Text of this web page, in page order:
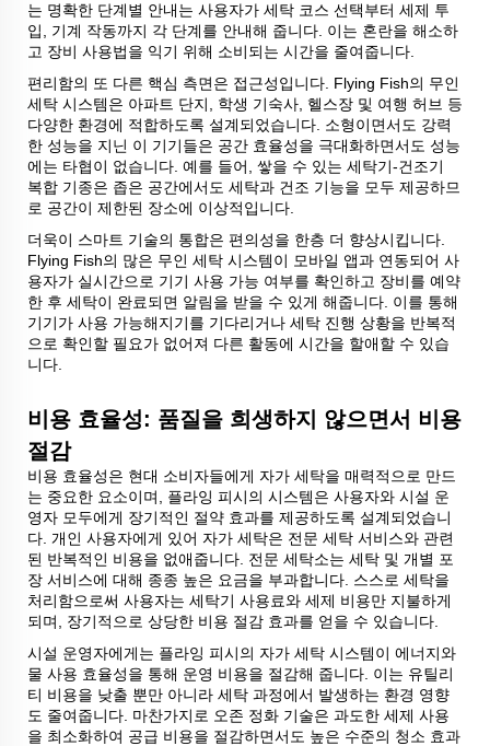
는 명확한 단계별 안내는 사용자가 세탁 코스 선택부터 세제 투
입, 기계 작동까지 각 단계를 안내해 줍니다. 이는 혼란을 해소하
고 장비 사용법을 익기 위해 소비되는 시간을 줄여줍니다.
편리함의 또 다른 핵심 측면은 접근성입니다. Flying Fish의 무인
세탁 시스템은 아파트 단지, 학생 기숙사, 헬스장 및 여행 허브 등
다양한 환경에 적합하도록 설계되었습니다. 소형이면서도 강력
한 성능을 지닌 이 기기들은 공간 효율성을 극대화하면서도 성능
에는 타협이 없습니다. 예를 들어, 쌓을 수 있는 세탁기-건조기
복합 기종은 좁은 공간에서도 세탁과 건조 기능을 모두 제공하므
로 공간이 제한된 장소에 이상적입니다.
더욱이 스마트 기술의 통합은 편의성을 한층 더 향상시킵니다.
Flying Fish의 많은 무인 세탁 시스템이 모바일 앱과 연동되어 사
용자가 실시간으로 기기 사용 가능 여부를 확인하고 장비를 예약
한 후 세탁이 완료되면 알림을 받을 수 있게 해줍니다. 이를 통해
기기가 사용 가능해지기를 기다리거나 세탁 진행 상황을 반복적
으로 확인할 필요가 없어져 다른 활동에 시간을 할애할 수 있습
니다.
비용 효율성: 품질을 희생하지 않으면서 비용
절감
비용 효율성은 현대 소비자들에게 자가 세탁을 매력적으로 만드
는 중요한 요소이며, 플라잉 피시의 시스템은 사용자와 시설 운
영자 모두에게 장기적인 절약 효과를 제공하도록 설계되었습니
다. 개인 사용자에게 있어 자가 세탁은 전문 세탁 서비스와 관련
된 반복적인 비용을 없애줍니다. 전문 세탁소는 세탁 및 개별 포
장 서비스에 대해 종종 높은 요금을 부과합니다. 스스로 세탁을
처리함으로써 사용자는 세탁기 사용료와 세제 비용만 지불하게
되며, 장기적으로 상당한 비용 절감 효과를 얻을 수 있습니다.
시설 운영자에게는 플라잉 피시의 자가 세탁 시스템이 에너지와
물 사용 효율성을 통해 운영 비용을 절감해 줍니다. 이는 유틸리
티 비용을 낮출 뿐만 아니라 세탁 과정에서 발생하는 환경 영향
도 줄여줍니다. 마찬가지로 오존 정화 기술은 과도한 세제 사용
을 최소화하여 공급 비용을 절감하면서도 높은 수준의 청소 효과